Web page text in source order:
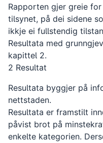
Rapporten gjer greie
tilsynet, på dei sidene
ikkje ei fullstendig
Resultata med
kapittel 2.
2 Resultat
Resultata byggjer på
nettstaden.
Resultata er framstilt
påvist brot på
enkelte kategorien.